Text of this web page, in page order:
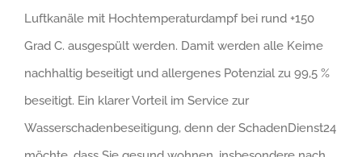
Luftkanäle mit Hochtemperaturdampf bei rund +150
Grad C. ausgespült werden. Damit werden alle Keime
nachhaltig beseitigt und allergenes Potenzial zu 99,5 %
beseitigt. Ein klarer Vorteil im Service zur
Wasserschadenbeseitigung, denn der SchadenDienst24